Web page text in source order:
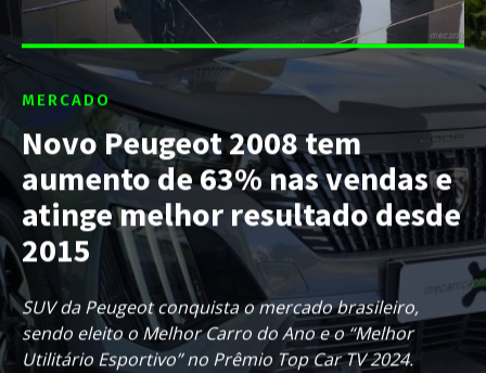
MERCADO
Novo Peugeot 2008 tem
aumento de 63% nas vendas e
atinge melhor resultado desde
2015
SUV da Peugeot conquista o mercado brasileiro,
sendo eleito o Melhor Carro do Ano e o “Melhor
Utilitário Esportivo” no Prêmio Top Car TV 2024.